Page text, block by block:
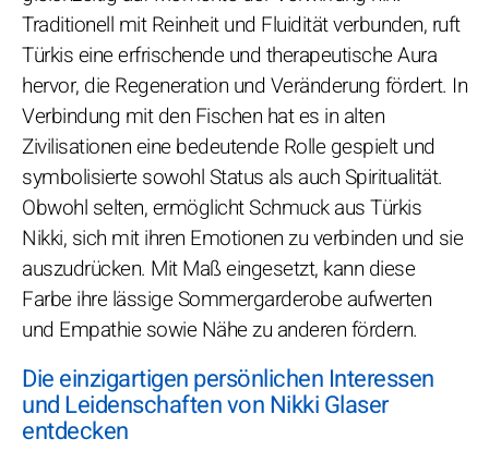
Traditionell mit Reinheit und Fluidität verbunden, ruft
Türkis eine erfrischende und therapeutische Aura
hervor, die Regeneration und Veränderung fördert. In
Verbindung mit den Fischen hat es in alten
Zivilisationen eine bedeutende Rolle gespielt und
symbolisierte sowohl Status als auch Spiritualität.
Obwohl selten, ermöglicht Schmuck aus Türkis
Nikki, sich mit ihren Emotionen zu verbinden und sie
auszudrücken. Mit Maß eingesetzt, kann diese
Farbe ihre lässige Sommergarderobe aufwerten
und Empathie sowie Nähe zu anderen fördern.
Die einzigartigen persönlichen Interessen
und Leidenschaften von Nikki Glaser
entdecken